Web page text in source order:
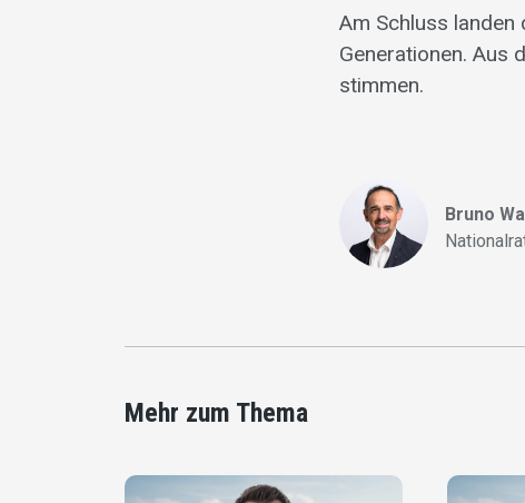
Am Schluss landen
Generationen. Aus
stimmen.
Bruno
Mehr zum Thema